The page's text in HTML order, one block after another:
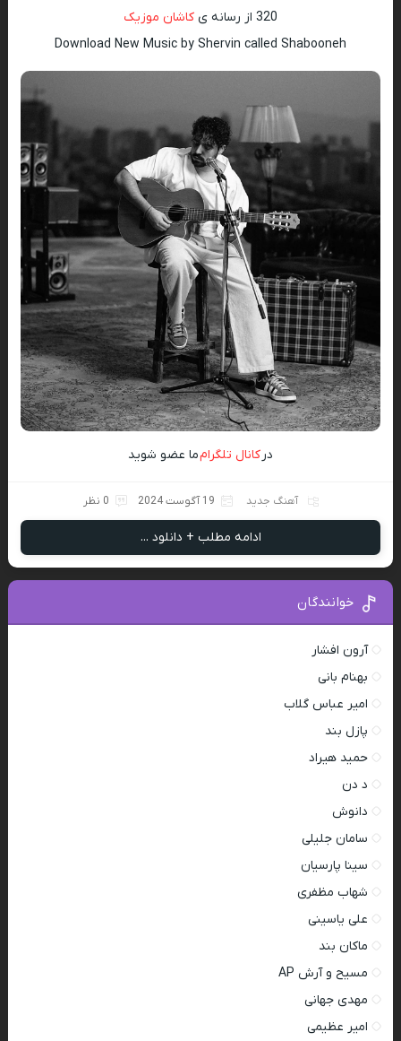
320 از رسانه ی
کاشان موزیک
Download New Music by Shervin called Shabooneh
درکانال تلگرامما عضو شوید
آهنگ جدید 19 آگوست 2024 0 نظر
ادامه مطلب + دانلود ...
خوانندگان
آرون افشار
بهنام بانی
امیر عباس گلاب
پازل بند
حمید هیراد
د دن
دانوش
سامان جلیلی
سینا پارسیان
شهاب مظفری
علی یاسینی
ماکان بند
مسیح و آرش AP
مهدی جهانی
امیر عظیمی